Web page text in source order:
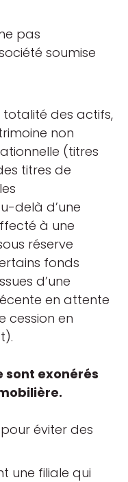
pas
soumise
des actifs,
non
(titres
titres de
delà d’une
à une
réserve
fonds
d’une
en attente
cession en
sont exonérés
éviter des
une filiale qui